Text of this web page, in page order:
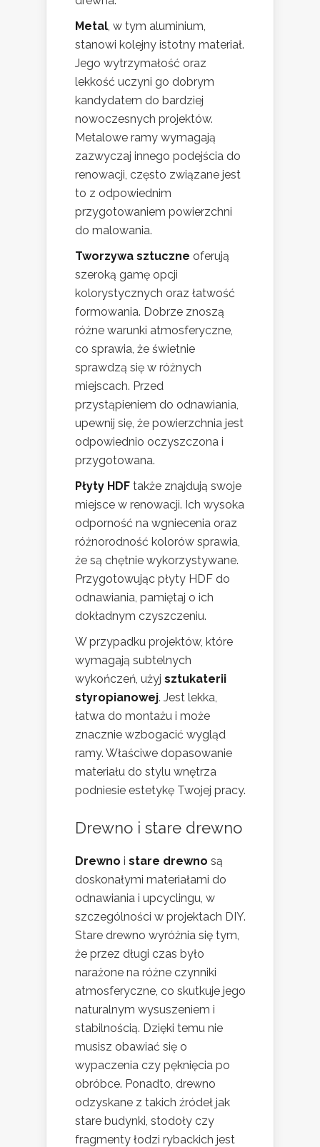
Metal, w tym aluminium,
stanowi kolejny istotny materiał.
Jego wytrzymałość oraz
lekkość uczyni go dobrym
kandydatem do bardziej
nowoczesnych projektów.
Metalowe ramy wymagają
zazwyczaj innego podejścia do
renowacji, często związane jest
to z odpowiednim
przygotowaniem powierzchni
do malowania.
Tworzywa sztuczne oferują
szeroką gamę opcji
kolorystycznych oraz łatwość
formowania. Dobrze znoszą
różne warunki atmosferyczne,
co sprawia, że świetnie
sprawdzą się w różnych
miejscach. Przed
przystąpieniem do odnawiania,
upewnij się, że powierzchnia jest
odpowiednio oczyszczona i
przygotowana.
Płyty HDF także znajdują swoje
miejsce w renowacji. Ich wysoka
odporność na wgniecenia oraz
różnorodność kolorów sprawia,
że są chętnie wykorzystywane.
Przygotowując płyty HDF do
odnawiania, pamiętaj o ich
dokładnym czyszczeniu.
W przypadku projektów, które
wymagają subtelnych
wykończeń, użyj sztukaterii
styropianowej. Jest lekka,
łatwa do montażu i może
znacznie wzbogacić wygląd
ramy. Właściwe dopasowanie
materiału do stylu wnętrza
podniesie estetykę Twojej pracy.
Drewno i stare drewno
Drewno i stare drewno są
doskonałymi materiałami do
odnawiania i upcyclingu, w
szczególności w projektach DIY.
Stare drewno wyróżnia się tym,
że przez długi czas było
narażone na różne czynniki
atmosferyczne, co skutkuje jego
naturalnym wysuszeniem i
stabilnością. Dzięki temu nie
musisz obawiać się o
wypaczenia czy pęknięcia po
obróbce. Ponadto, drewno
odzyskane z takich źródeł jak
stare budynki, stodoły czy
fragmenty łodzi rybackich jest